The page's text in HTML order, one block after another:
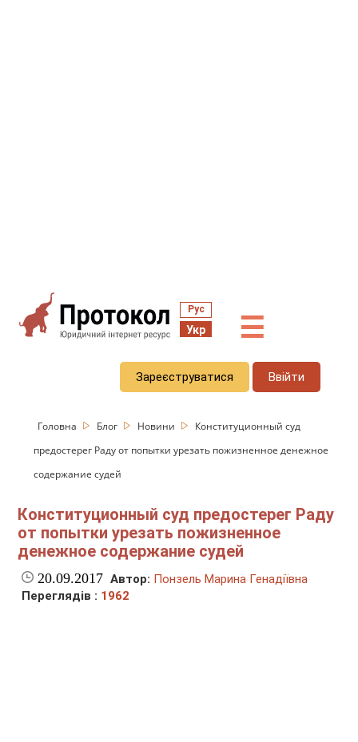
Рус
Укр ☰
Зареєструватися Ввійти
Головна Блог Новини
Конституционный суд
предостерег Раду от попытки урезать пожизненное денежное
содержание судей
Конституционный суд предостерег Раду
от попытки урезать пожизненное
денежное содержание судей
20.09.2017 Автор: Понзель Марина Генадіївна
Переглядів : 1962